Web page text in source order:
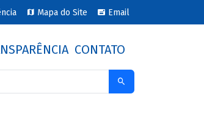
Mapa do Site Email
CONTATO